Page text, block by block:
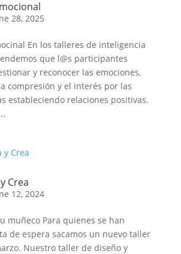
28, 2025
En los talleres de inteligencia
que l@s participantes
y reconocer las emociones,
compresión y el interés por las
estableciendo relaciones positivas.
Crea
12, 2024
muñeco Para quienes se han
de espera sacamos un nuevo taller
Nuestro taller de diseño y